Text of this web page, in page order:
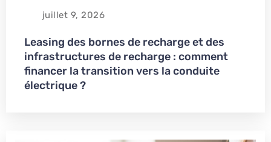
juillet 9, 2026
Leasing des bornes de recharge et des
infrastructures de recharge : comment
financer la transition vers la conduite
électrique ?